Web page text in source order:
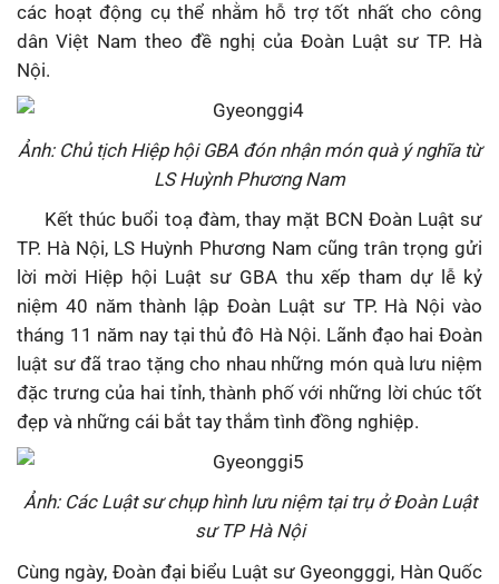
các hoạt động cụ thể nhằm hỗ trợ tốt nhất cho công
dân Việt Nam theo đề nghị của Đoàn Luật sư TP. Hà
Nội.
Ảnh: Chủ tịch Hiệp hội GBA đón nhận món quà ý nghĩa từ
LS Huỳnh Phương Nam
Kết thúc buổi toạ đàm, thay mặt BCN Đoàn Luật sư
TP. Hà Nội, LS Huỳnh Phương Nam cũng trân trọng gửi
lời mời Hiệp hội Luật sư GBA thu xếp tham dự lễ kỷ
niệm 40 năm thành lập Đoàn Luật sư TP. Hà Nội vào
tháng 11 năm nay tại thủ đô Hà Nội. Lãnh đạo hai Đoàn
luật sư đã trao tặng cho nhau những món quà lưu niệm
đặc trưng của hai tỉnh, thành phố với những lời chúc tốt
đẹp và những cái bắt tay thắm tình đồng nghiệp.
Ảnh: Các Luật sư chụp hình lưu niệm tại trụ ở Đoàn Luật
sư TP Hà Nội
Cùng ngày, Đoàn đại biểu Luật sư Gyeongggi, Hàn Quốc